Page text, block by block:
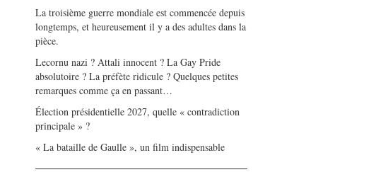
La troisième guerre mondiale est commencée depuis
longtemps, et heureusement il y a des adultes dans la
pièce.
Lecornu nazi ? Attali innocent ? La Gay Pride
absolutoire ? La préfète ridicule ? Quelques petites
remarques comme ça en passant…
Élection présidentielle 2027, quelle « contradiction
principale » ?
« La bataille de Gaulle », un film indispensable